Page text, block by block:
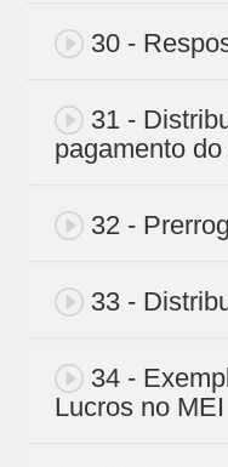
30 -
31 -
pagamento
32 -
33 -
34 -
Lucros no MEI